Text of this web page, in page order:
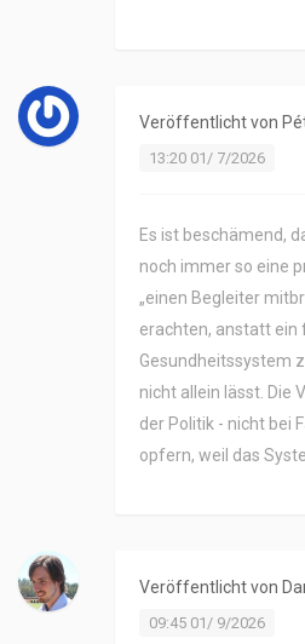
Veröffentlicht von
13:20 01/ 7/2026
Es ist beschämend,
noch immer so eine
„einen Begleiter
erachten, anstatt ein
Gesundheitssystem
nicht allein lässt. Die
der Politik - nicht bei
opfern, weil das
Veröffentlicht von
09:45 01/ 9/2026